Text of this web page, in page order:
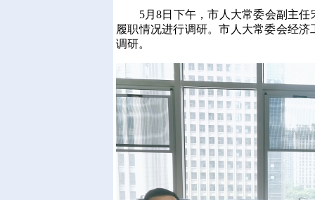
5月8日下午，市人大常委会副主任
履职情况进行调研。市人大常委会经
调研。